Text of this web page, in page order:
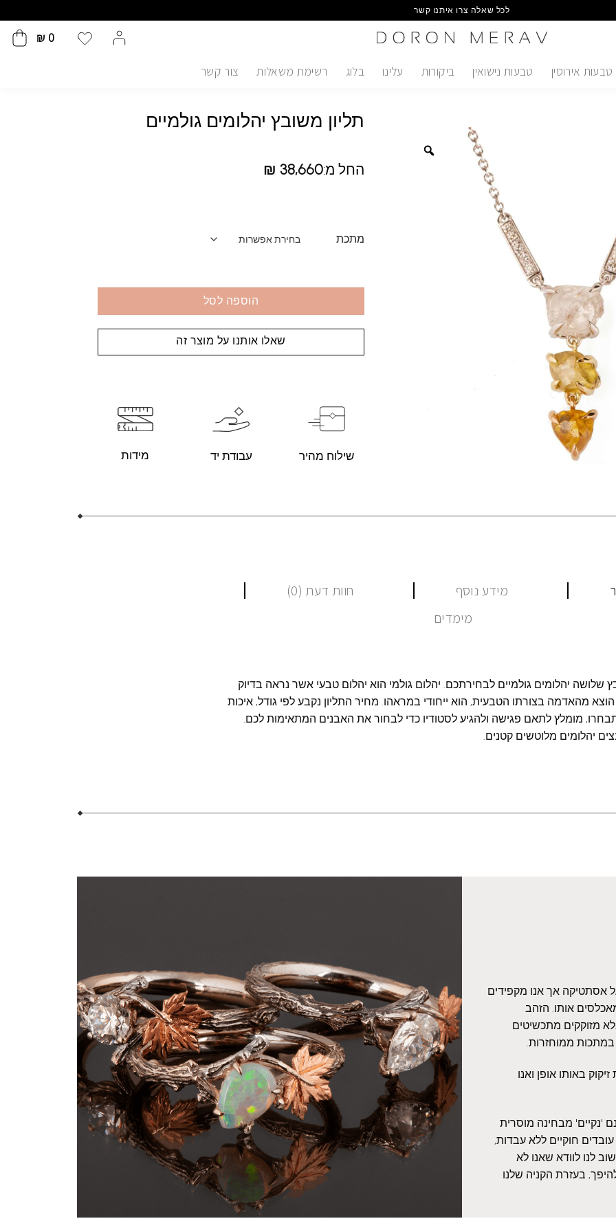
לכל שאלה צרו איתנו קשר
₪ 0
טבעות אירוסין טבעות נישואין ביקורות עלינו בלוג רשימת משאלות צור קשר
תליון משובץ יהלומים גולמיים
החל מ: ₪ 38,660
מתכת
הוספה לסל
שאלו אותנו על מוצר זה
שילוח מהיר עבודת יד מידות
מידע נוסף
חוות דעת (0)
מימדים
שלושה יהלומים גולמיים לבחירתכם. יהלום גולמי הוא יהלום טבעי אשר נראה בדיוק
מהאדמה בצורתו הטבעית, הוא ייחודי במראהו. מחיר התליון נקבע לפי גודל, איכות
מומלץ לתאם פגישה ולהגיע לסטודיו כדי לבחור את האבנים המתאימות לכם.
יהלומים מלוטשים קטנים.
אסתטיקה אך אנו מקפידים
אותו. הזהב
מזוקקים מתכשיטים
במתכות ממוחזרות.
באותו אופן ואנו
'נקיים' מבחינה מוסרית
חוקיים ללא עבדות,
לנו לוודא שאנו לא
בעזרת הקניה שלנו